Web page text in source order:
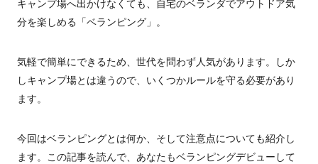
キャンプ場へ出かけなくても、自宅のベランダでアウトドア気
分を楽しめる「ベランピング」。
気軽で簡単にできるため、世代を問わず人気があります。しか
しキャンプ場とは違うので、いくつかルールを守る必要があり
ます。
今回はベランピングとは何か、そして注意点についても紹介し
ます。この記事を読んで、あなたもベランピングデビューして